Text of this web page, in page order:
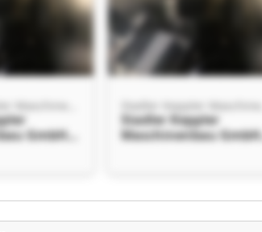
GmbH
Stadler Keppler
Maschinenbau GmbH